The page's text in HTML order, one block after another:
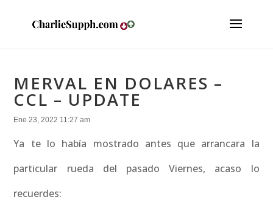
MERVAL EN DOLARES –
CCL – UPDATE
Ene 23, 2022 11:27 am
Ya te lo había mostrado antes que arrancara la
particular rueda del pasado Viernes, acaso lo
recuerdes: